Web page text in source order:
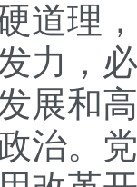
道理
力，
展和
治。